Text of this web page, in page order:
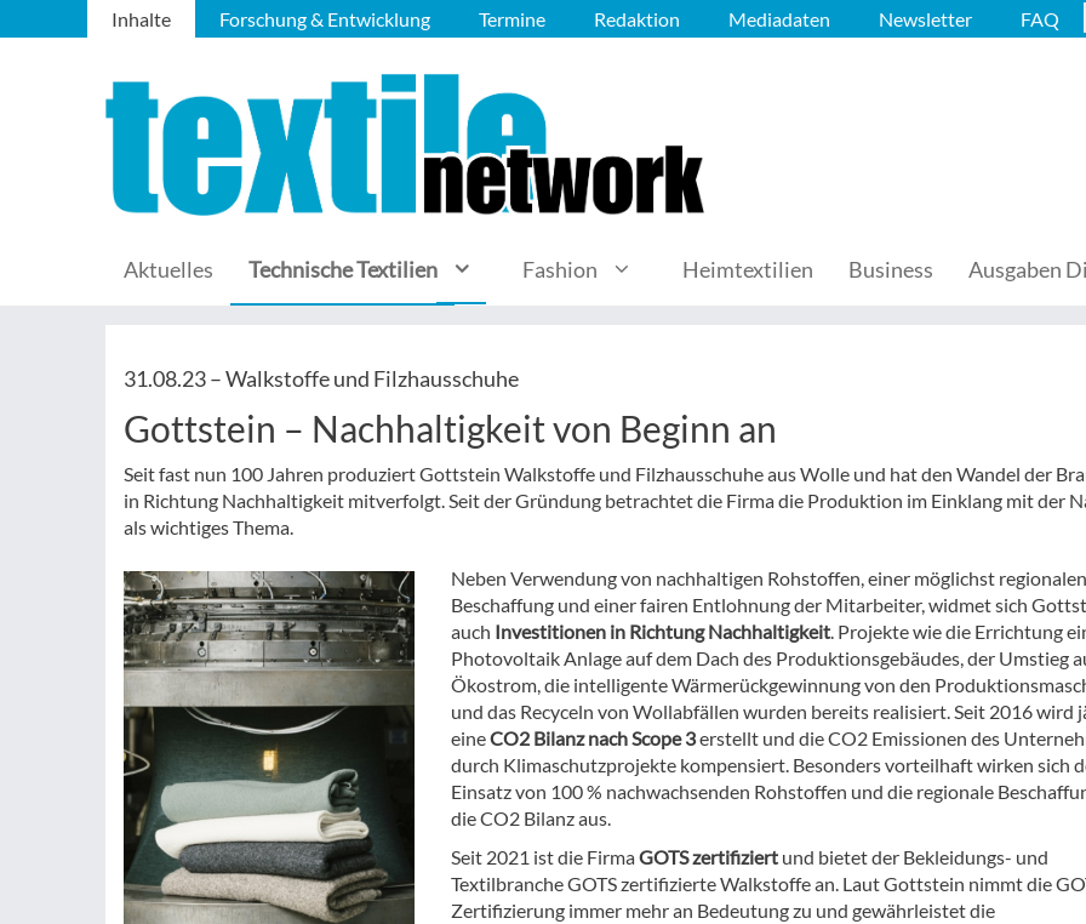
Inhalte Forschung & Entwicklung Termine Redaktion Mediadaten Newsletter FAQ
Aktuelles Technische Textilien Fashion Heimtextilien Business Ausgaben
31.08.23 –Walkstoffe und Filzhausschuhe
Gottstein – Nachhaltigkeit von Beginn an
Seit fast nun 100 Jahren produziert Gottstein Walkstoffe und Filzhausschuhe aus Wolle und hat den Wandel der
in Richtung Nachhaltigkeit mitverfolgt. Seit der Gründung betrachtet die Firma die Produktion im Einklang mit der
als wichtiges Thema.
Neben Verwendung von nachhaltigen Rohstoffen, einer möglichst regionalen
Beschaffung und einer fairen Entlohnung der Mitarbeiter, widmet sich
auch Investitionen in Richtung Nachhaltigkeit. Projekte wie die Errichtung
Photovoltaik Anlage auf dem Dach des Produktionsgebäudes, der Umstieg
Ökostrom, die intelligente Wärmerückgewinnung von den
und das Recyceln von Wollabfällen wurden bereits realisiert. Seit 2016 wird
eineCO2 Bilanz nach Scope 3erstellt und die CO2 Emissionen des
durch Klimaschutzprojekte kompensiert. Besonders vorteilhaft wirken sich
Einsatz von 100 % nachwachsenden Rohstoffen und die regionale
die CO2 Bilanz aus.
Seit 2021 ist die FirmaGOTS zertifiziert und bietet der Bekleidungs- und
Textilbranche GOTS zertifizierte Walkstoffe an. Laut Gottstein nimmt die
Zertifizierung immer mehr an Bedeutung zu und gewährleistet die